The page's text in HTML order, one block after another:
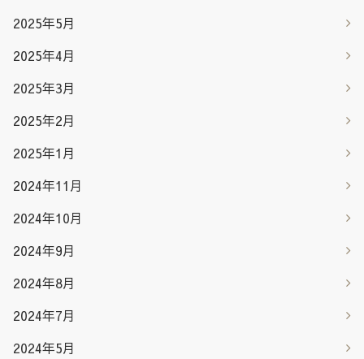
2025年5月
2025年4月
2025年3月
2025年2月
2025年1月
2024年11月
2024年10月
2024年9月
2024年8月
2024年7月
2024年5月